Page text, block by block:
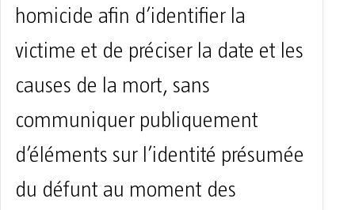
homicide afin d’identifier la
victime et de préciser la date et les
causes de la mort, sans
communiquer publiquement
d’éléments sur l’identité présumée
du défunt au moment des